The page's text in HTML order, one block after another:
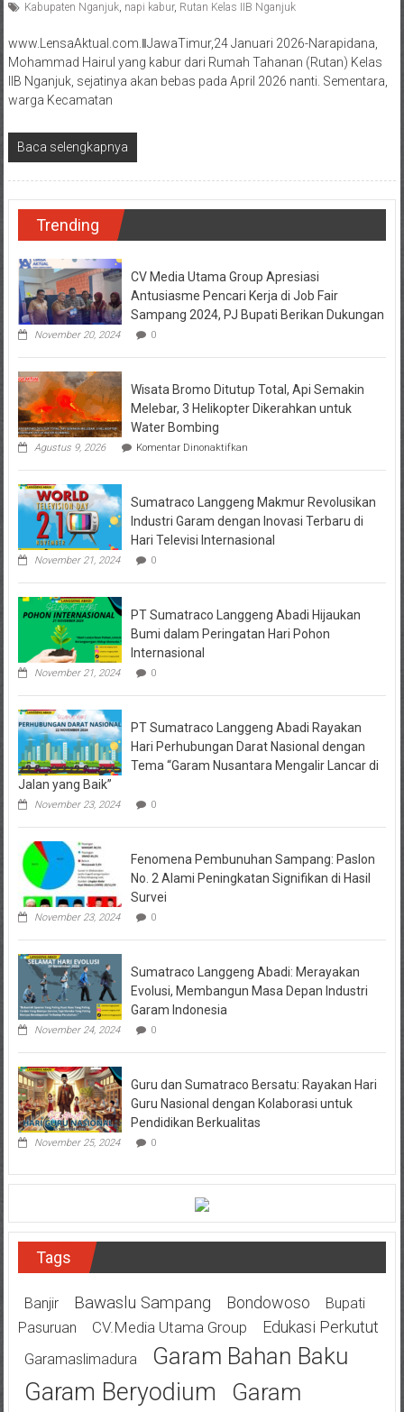
Kabupaten Nganjuk, napi kabur, Rutan Kelas IIB Nganjuk
www.LensaAktual.com.ǁJawaTimur,24 Januari 2026-Narapidana,
Mohammad Hairul yang kabur dari Rumah Tahanan (Rutan) Kelas
IIB Nganjuk, sejatinya akan bebas pada April 2026 nanti. Sementara,
warga Kecamatan
Baca selengkapnya
Trending
CV Media Utama Group Apresiasi
Antusiasme Pencari Kerja di Job Fair
Sampang 2024, PJ Bupati Berikan Dukungan
November 20, 2024 0
Wisata Bromo Ditutup Total, Api Semakin
Melebar, 3 Helikopter Dikerahkan untuk
Water Bombing
Agustus 9, 2026 Komentar Dinonaktifkanpada
Bromo
Total,
Melebar,
Water
Bombing
Sumatraco Langgeng Makmur Revolusikan
Industri Garam dengan Inovasi Terbaru di
Hari Televisi Internasional
November 21, 2024 0
PT Sumatraco Langgeng Abadi Hijaukan
Bumi dalam Peringatan Hari Pohon
Internasional
November 21, 2024 0
PT Sumatraco Langgeng Abadi Rayakan
Hari Perhubungan Darat Nasional dengan
Tema “Garam Nusantara Mengalir Lancar di
Jalan yang Baik”
November 23, 2024 0
Fenomena Pembunuhan Sampang: Paslon
No. 2 Alami Peningkatan Signifikan di Hasil
Survei
November 23, 2024 0
Sumatraco Langgeng Abadi: Merayakan
Evolusi, Membangun Masa Depan Industri
Garam Indonesia
November 24, 2024 0
Guru dan Sumatraco Bersatu: Rayakan Hari
Guru Nasional dengan Kolaborasi untuk
Pendidikan Berkualitas
November 25, 2024 0
Tags
Banjir Bawaslu Sampang Bondowoso
Bupati
Pasuruan
CV.Media Utama Group Edukasi Perkutut
Garamaslimadura Garam Bahan Baku
Garam Beryodium Garam